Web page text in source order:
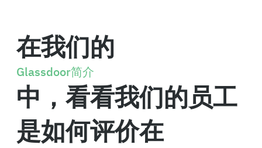
在我们的
Glassdoor简介
中，看看我们的员工
是如何评价在